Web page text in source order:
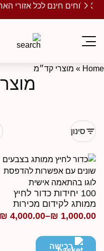
חינם לכל אזורי הארץ
»מוצרי קד״מ
סינון
100 יחידות כדור לחיץ
לקידום מכירות
₪
–
₪4,000.00
רכישה